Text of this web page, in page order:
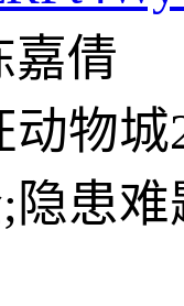
嘉倩
动物
隐患